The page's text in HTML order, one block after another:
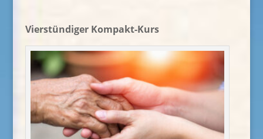
Vierstündiger Kompakt-Kurs